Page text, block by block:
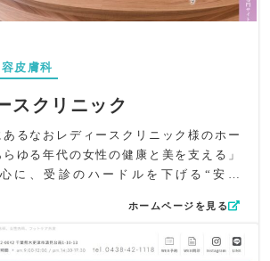
、診療内容を細分化して丁寧に解説。ラ
起こりやすい女性特有の変化や悩みに
いまの治療」と「未来の予防」の両面
クリニックであることを明確に打ち出し
い情報にすぐ届くシンプルで直感的な
、X、LINEなどのSNSアイコンをわ
、日々の情報発信やオンラインでのアク
います。
の地域×診療キーワードを適切に配置し、
のトータルケア”という特徴を明確に記
める情報にスムーズに到達できるよう
皮膚科
スクリニック
るなおレディースクリニック様のホー
ゆる年代の女性の健康と美を支える」
に、受診のハードルを下げる“安心
めました。婦人科に対して不安を抱えや
み進められるよう、全体を通して柔ら
を大切にしています。
ホームページを見る